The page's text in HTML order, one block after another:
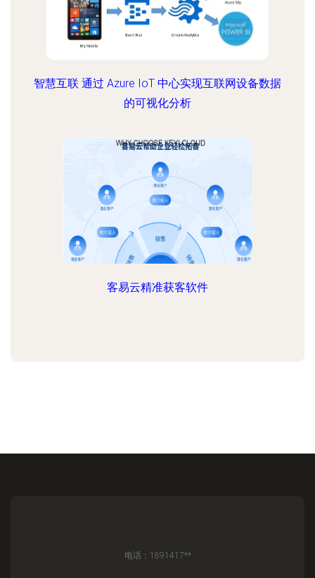
智慧互联 通过 Azure IoT 中心实现互联网设备数据
的可视化分析
客易云精准获客软件
电话：1891417**